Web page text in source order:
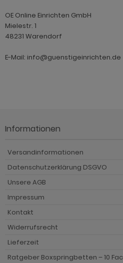
OE Online Einrichten GmbH
Mielestr. 1
48231 Warendorf
E-Mail: info@guenstigeinrichten.de
Informationen
Versandinformationen
Datenschutzerklärung DSGVO
Unsere AGB
Impressum
Kontakt
Widerrufsrecht
Lieferzeit
Ratgeber Boxspringbetten – 10